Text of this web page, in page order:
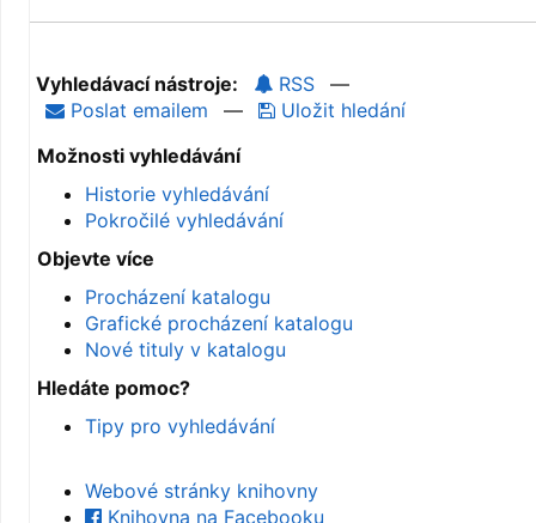
Vyhledávací nástroje: RSS
—
Poslat emailem
—
Uložit hledání
Možnosti vyhledávání
Historie vyhledávání
Pokročilé vyhledávání
Objevte více
Procházení katalogu
Grafické procházení katalogu
Nové tituly v katalogu
Hledáte pomoc?
Tipy pro vyhledávání
Webové stránky knihovny
Knihovna na Facebooku